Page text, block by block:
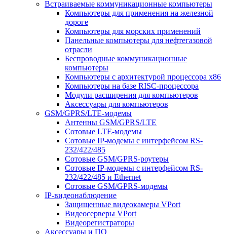
Встраиваемые коммуникационные компьютеры
Компьютеры для применения на железной
дороге
Компьютеры для морских применений
Панельные компьютеры для нефтегазовой
отрасли
Беспроводные коммуникационные
компьютеры
Компьютеры с архитектурой процессора x86
Компьютеры на базе RISC-процессора
Модули расширения для компьютеров
Аксессуары для компьютеров
GSM/GPRS/LTE-модемы
Антенны GSM/GPRS/LTE
Сотовые LTE-модемы
Сотовые IP-модемы с интерфейсом RS-
232/422/485
Сотовые GSM/GPRS-роутеры
Сотовые IP-модемы с интерфейсом RS-
232/422/485 и Ethernet
Сотовые GSM/GPRS-модемы
IP-видеонаблюдение
Защищенные видеокамеры VPort
Видеосерверы VPort
Видеорегистраторы
Аксессуары и ПО